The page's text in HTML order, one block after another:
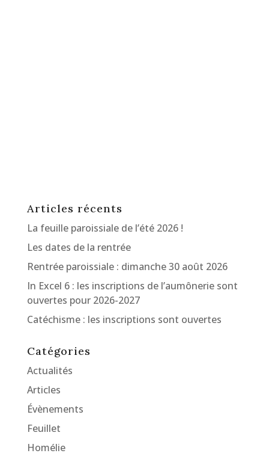
Articles récents
La feuille paroissiale de l’été 2026 !
Les dates de la rentrée
Rentrée paroissiale : dimanche 30 août 2026
In Excel 6 : les inscriptions de l’aumônerie sont
ouvertes pour 2026-2027
Catéchisme : les inscriptions sont ouvertes
Catégories
Actualités
Articles
Évènements
Feuillet
Homélie